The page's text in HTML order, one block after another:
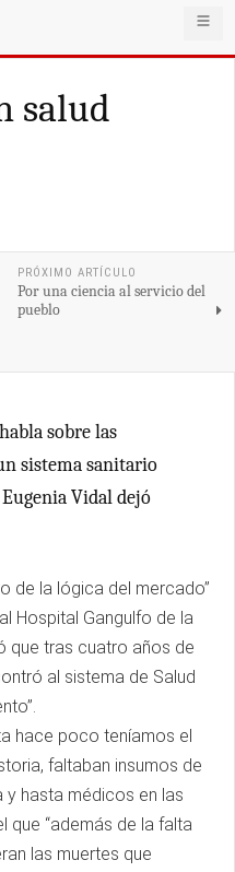
salud
PRÓXIMO ARTÍCULO
Por una ciencia al servicio del
pueblo
sobre las
sistema sanitario
Vidal dejó
de la lógica del mercado”
Hospital Gangulfo de la
que tras cuatro años de
al sistema de Salud
hace poco teníamos el
faltaban insumos de
hasta médicos en las
que “además de la falta
las muertes que